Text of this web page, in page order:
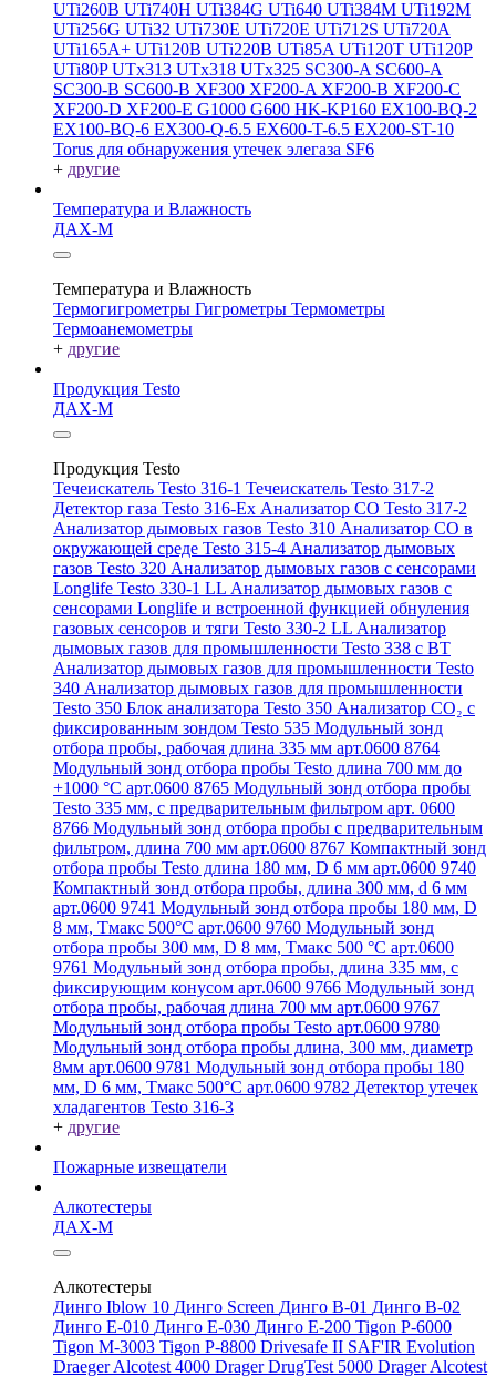
UTi260В UTi740H UTi384G UTi640 UTi384M UTi192M
UTi256G UTi32 UTi730E UTi720E UTi712S UTi720A
UTi165A+ UTi120B UTi220B UTi85A UTi120T UTi120P
UTi80PUTx313 UTx318 UTx325 SC300-A SC600-A
SC300-B SC600-B XF300 XF200-A XF200-B XF200-C
XF200-D XF200-E G1000 G600 HK-KP160 EX100-BQ-2
EX100-BQ-6 EX300-Q-6.5 EX600-T-6.5 EX200-ST-10
Torus для обнаружения утечек элегаза SF6
+ другие
Температура и Влажность
ДАХ-М
Температура и Влажность
Термогигрометры Гигрометры Термометры
Термоанемометры
+ другие
Продукция Testo
ДАХ-М
Продукция Testo
Течеискатель Testo 316-1 Течеискатель Testo 317-2
Детектор газа Testo 316-Ex Анализатор CO Testo 317-2
Анализатор дымовых газов Testo 310 Анализатор CO в
окружающей среде Testo 315-4 Анализатор дымовых
газов Testo 320 Анализатор дымовых газов с сенсорами
Longlife Testo 330-1 LL Анализатор дымовых газов с
сенсорами Longlife и встроенной функцией обнуления
газовых сенсоров и тяги Testo 330-2 LL Анализатор
дымовых газов для промышленности Testo 338 с BT
Анализатор дымовых газов для промышленности Testo
340 Анализатор дымовых газов для промышленности
Testo 350 Блок анализатора Testo 350 Анализатор СО₂ с
фиксированным зондом Testo 535 Модульный зонд
отбора пробы, рабочая длина 335 мм арт.0600 8764
Модульный зонд отбора пробы Testo длина 700 мм до
+1000 °С арт.0600 8765 Модульный зонд отбора пробы
Testo 335 мм, с предварительным фильтром арт. 0600
8766 Модульный зонд отбора пробы с предварительным
фильтром, длина 700 мм арт.0600 8767 Компактный зонд
отбора пробы Testo длина 180 мм, D 6 мм арт.0600 9740
Компактный зонд отбора пробы, длина 300 мм, d 6 мм
арт.0600 9741 Модульный зонд отбора пробы 180 мм, D
8 мм, Tмакс 500°С арт.0600 9760 Модульный зонд
отбора пробы 300 мм, D 8 мм, Tмакс 500 °C арт.0600
9761 Модульный зонд отбора пробы, длина 335 мм, с
фиксирующим конусом арт.0600 9766 Модульный зонд
отбора пробы, рабочая длина 700 мм арт.0600 9767
Модульный зонд отбора пробы Testo арт.0600 9780
Модульный зонд отбора пробы длина, 300 мм, диаметр
8мм арт.0600 9781 Модульный зонд отбора пробы 180
мм, D 6 мм, Tмакс 500°С арт.0600 9782 Детектор утечек
хладагентов Testo 316-3
+ другие
Пожарные извещатели
Алкотестеры
ДАХ-М
Алкотестеры
Динго Iblow 10 Динго Screen Динго В-01 Динго В-02
Динго Е-010 Динго Е-030 Динго Е-200 Tigon P-6000
Tigon M-3003 Tigon P-8800 Drivesafe II SAF'IR Evolution
Draeger Alcotest 4000 Drager DrugTest 5000 Drager Alcotest